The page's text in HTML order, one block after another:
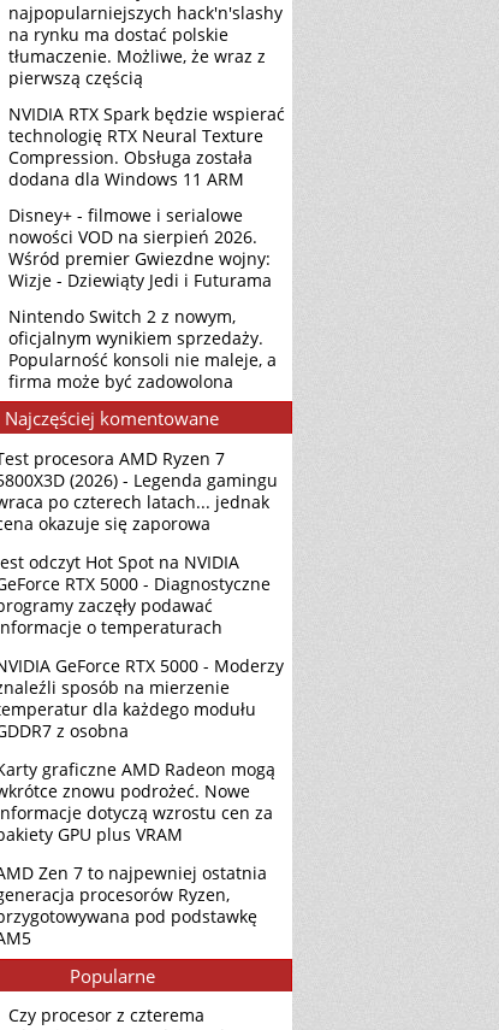
najpopularniejszych hack'n'slashy
na rynku ma dostać polskie
tłumaczenie. Możliwe, że wraz z
pierwszą częścią
NVIDIA RTX Spark będzie wspierać
technologię RTX Neural Texture
Compression. Obsługa została
dodana dla Windows 11 ARM
Disney+ - filmowe i serialowe
nowości VOD na sierpień 2026.
Wśród premier Gwiezdne wojny:
Wizje - Dziewiąty Jedi i Futurama
Nintendo Switch 2 z nowym,
oficjalnym wynikiem sprzedaży.
Popularność konsoli nie maleje, a
firma może być zadowolona
Najczęściej komentowane
procesora AMD Ryzen 7
(2026) - Legenda gamingu
po czterech latach... jednak
okazuje się zaporowa
odczyt Hot Spot na NVIDIA
RTX 5000 - Diagnostyczne
zaczęły podawać
o temperaturach
GeForce RTX 5000 - Moderzy
sposób na mierzenie
dla każdego modułu
z osobna
graficzne AMD Radeon mogą
znowu podrożeć. Nowe
dotyczą wzrostu cen za
GPU plus VRAM
Zen 7 to najpewniej ostatnia
procesorów Ryzen,
pod podstawkę
Popularne
Czy procesor z czterema